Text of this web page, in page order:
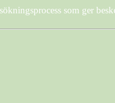
som ger